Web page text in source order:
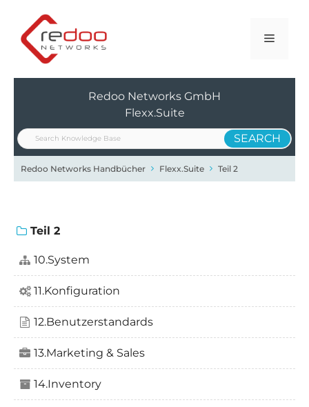
Inhalt
springen
Menü
Redoo Networks GmbH
Flexx.Suite
Redoo Networks Handbücher Flexx.Suite Teil 2
Teil 2
10.System
11.Konfiguration
12.Benutzerstandards
13.Marketing & Sales
14.Inventory